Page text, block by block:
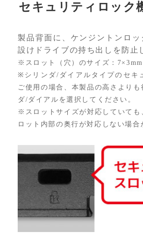
セキュリティロック
製品背面に、ケンジントンロッ
設けドライブの持ち出しを防止
※スロット（穴）のサイズ：7×3mm
※シリンダ/ダイアルタイプのセキ
ご使用の場合、本製品の高さよりも
ダ/ダイアルを選択してください。
※スロットサイズが対応していても
ロット内部の奥行が対応しない場合